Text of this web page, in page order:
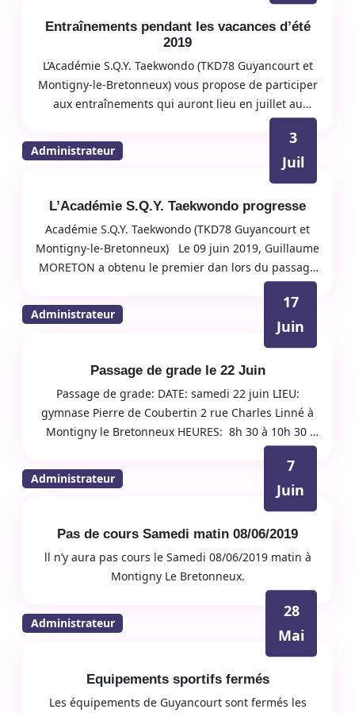
Entraînements pendant les vacances d’été
2019
L’Académie S.Q.Y. Taekwondo (TKD78 Guyancourt et
Montigny-le-Bretonneux) vous propose de participer
aux entraînements qui auront lieu en juillet au
Gymnase de l’Aviation de Guyancourt. Ces cours
seront ouverts aux enfants, adolescents et adultes de
Administrateur
3
Juil
L’Académie S.Q.Y. Taekwondo progresse
Académie S.Q.Y. Taekwondo (TKD78 Guyancourt et
Montigny-le-Bretonneux) Le 09 juin 2019, Guillaume
MORETON a obtenu le premier dan lors du passage
de grades organisé par les CDT 78/92 et 95. Une
Administrateur
17
Juin
Passage de grade le 22 Juin
Passage de grade: DATE: samedi 22 juin LIEU:
gymnase Pierre de Coubertin 2 rue Charles Linné à
Montigny le Bretonneux HEURES: 8h 30 à 10h 30
Enfant ceinture blanche à jaune comprise 10h à
Administrateur
7
Juin
Pas de cours Samedi matin 08/06/2019
ll n’y aura pas cours le Samedi 08/06/2019 matin à
Montigny Le Bretonneux.
Administrateur
28
Mai
Equipements sportifs fermés
Les équipements de Guyancourt sont fermés les